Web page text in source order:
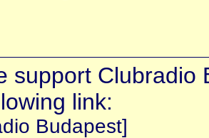
support Clubradio
link:
Budapest]